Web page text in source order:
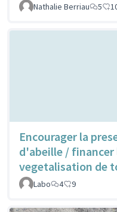
Nathalie Berriau
5
Encourager la
d'abeille / financer
vegetalisation de
Labo
4 9